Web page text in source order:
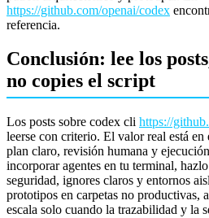
https://github.com/openai/codex
referencia.
Conclusión: lee los
no copies el script
Los posts sobre codex cli https://
leerse con criterio. El valor real está
plan claro, revisión humana y
incorporar agentes en tu terminal,
seguridad, ignores claros y entornos
prototipos en carpetas no productivas,
escala solo cuando la trazabilidad y la